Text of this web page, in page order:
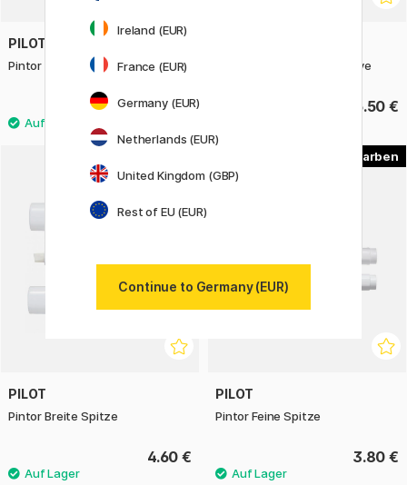
PILOT
Pintor Medium Tip
3.80 €
Pintor Fine 6er Etui Creative
16.50 €
PILOT
Pintor Breite Spitze
4.60 €
PILOT
Pintor Feine Spitze
3.80 €
Ireland (EUR)
France (EUR)
Germany (EUR)
Netherlands (EUR)
United Kingdom (GBP)
Rest of EU (EUR)
Continue to Germany (EUR)